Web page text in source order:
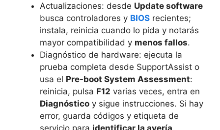
Actualizaciones: desde Update software
busca controladores y BIOS recientes;
instala, reinicia cuando lo pida y notarás
mayor compatibilidad y menos fallos.
Diagnóstico de hardware: ejecuta la
prueba completa desde SupportAssist o
usa el Pre-boot System Assessment:
reinicia, pulsa F12 varias veces, entra en
Diagnóstico y sigue instrucciones. Si hay
error, guarda códigos y etiqueta de
servicio para identificar la avería.